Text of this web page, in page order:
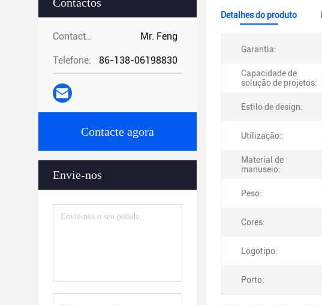
Contactos: Mr. Feng
Telefone: 86-138-06198830
Contacte agora
Envie-nos
Detalhes do produto
Garantia:
Capacidade de
solução de projetos:
Estilo de design:
Utilização::
Material de
manuseio:
Peso:
Cores:
Logotipo:
Porto: